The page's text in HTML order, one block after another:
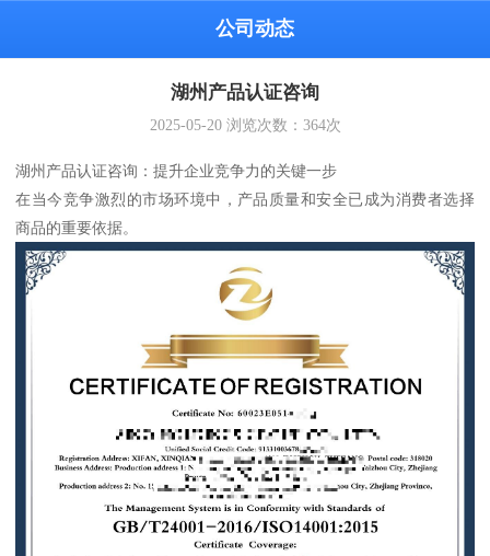
公司动态
湖州产品认证咨询
2025-05-20浏览次数： 364次
湖州产品认证咨询：提升企业竞争力的关键一步
在当今竞争激烈的市场环境中，产品质量和安全已成为消费者选择
商品的重要依据。